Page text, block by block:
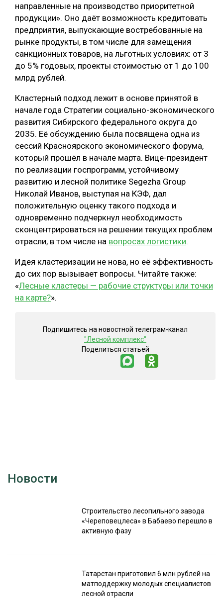
направленные на производство приоритетной
продукции». Оно даёт возможность кредитовать
предприятия, выпускающие востребованные на
рынке продукты, в том числе для замещения
санкционных товаров, на льготных условиях: от 3
до 5% годовых, проекты стоимостью от 1 до 100
млрд рублей.
Кластерный подход лежит в основе принятой в
начале года Стратегии социально-экономического
развития Сибирского федерального округа до
2035. Её обсуждению была посвящена одна из
сессий Красноярского экономического форума,
который прошёл в начале марта. Вице-президент
по реализации госпрограмм, устойчивому
развитию и лесной политике Segezha Group
Николай Иванов, выступая на КЭФ, дал
положительную оценку такого подхода и
одновременно подчеркнул необходимость
сконцентрироваться на решении текущих проблем
отрасли, в том числе на вопросах логистики.
Идея кластеризации не нова, но её эффективность
до сих пор вызывает вопросы. Читайте также:
«Лесные кластеры — рабочие структуры или точки
на карте?».
Подпишитесь на новостной телеграм-канал
"Лесной комплекс"
Поделиться статьей
Новости
Строительство лесопильного завода
«Череповецлеса» в Бабаево перешло в
активную фазу
Татарстан приготовил 6 млн рублей на
матподдержку молодых специалистов
лесной отрасли